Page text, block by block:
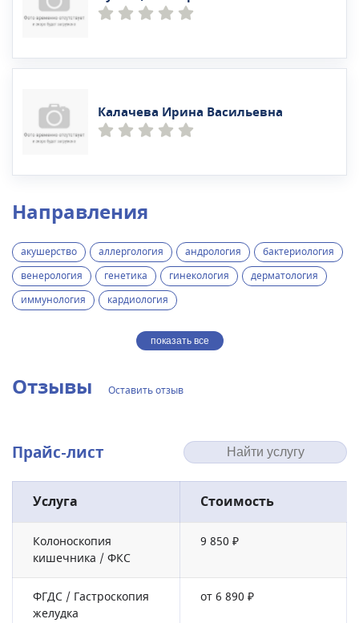
Калачева Ирина Васильевна
Направления
акушерство аллергология андрология
бактериология
венерология
генетика гинекология
дерматология
иммунология
кардиология
показать все
Отзывы Оставить отзыв
Прайс-лист
Услуга Стоимость
Колоноскопия
кишечника / ФКС
9 850 ₽
ФГДС / Гастроскопия
желудка
от 6 890 ₽